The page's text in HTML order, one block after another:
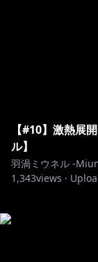
【#10】激熱展
ル】
羽渦ミウネル -
1,343views ·